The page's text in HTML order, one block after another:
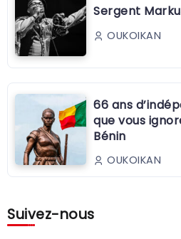
Sergent
OUKOIKAN
66 ans
que vous
Bénin
OUKOIKAN
Suivez-nous